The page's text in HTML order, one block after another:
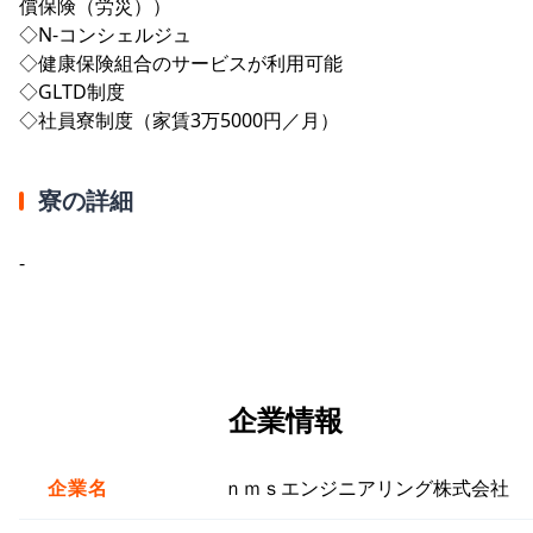
償保険（労災））
◇N-コンシェルジュ
◇健康保険組合のサービスが利用可能
◇GLTD制度
◇社員寮制度（家賃3万5000円／月）
寮の詳細
-
企業情報
企業名 ｎｍｓエンジニアリング株式会社